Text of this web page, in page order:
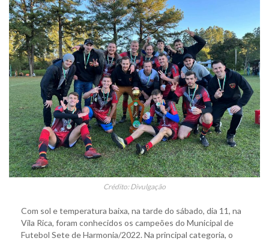
Crédito: Divulgação
Com sol e temperatura baixa, na tarde do sábado, dia 11, na
Vila Rica, foram conhecidos os campeões do Municipal de
Futebol Sete de Harmonia/2022. Na principal categoria, o